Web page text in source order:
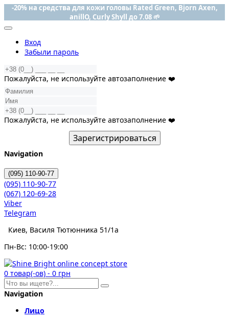
-20% на средства для кожи головы Rated Green, Bjorn Axen,
anillO, Curly Shyll до 7.08 🌱
Вход
Забыли пароль
Пожалуйста, не используйте автозаполнение ❤️
Пожалуйста, не используйте автозаполнение ❤️
Зарегистрироваться
Navigation
(095) 110-90-77
(095) 110-90-77
(067) 120-69-28
Viber
Telegram
Киев, Василя Тютюнника 51/1а
Пн-Вс: 10:00-19:00
0 товар(-ов) - 0 грн
Navigation
Лицо